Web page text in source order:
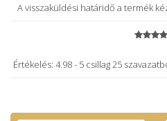
A visszaküldési határidő a termék
Értékelés: 4.98- 5csillag25